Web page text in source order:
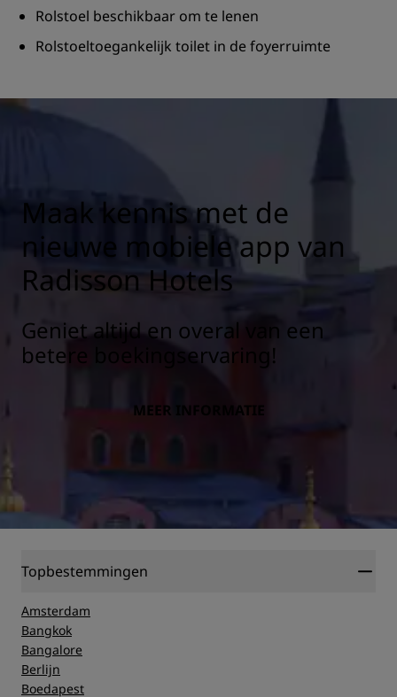
Rolstoel beschikbaar om te lenen
Rolstoeltoegankelijk toilet in de foyerruimte
Maak kennis met de
nieuwe mobiele app van
Radisson Hotels
Geniet altijd en overal van een
betere boekingservaring!
MEER INFORMATIE
Topbestemmingen
Amsterdam
Bangkok
Bangalore
Berlijn
Boedapest